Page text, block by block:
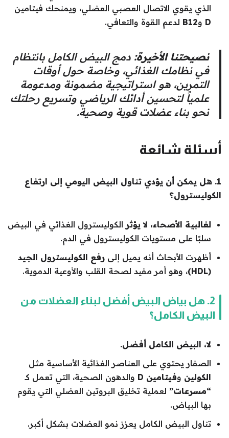
الذي يقوي الاتصال العصبي العضلي، ويمنحك فيتامين
D وB12 لدعم القوة والتعافي.
نصيحتنا الأخيرة: دمج البيض الكامل بانتظام
في نظامك الغذائي، وخاصة حول أوقات
التمرين، هو استراتيجية مضمونة ومدعومة
علمياً لتحسين أدائك الرياضي وتسريع رحلتك
نحو بناء عضلات قوية وصحية.
أسئلة شائعة
1. هل يمكن أن يؤدي تناول البيض اليومي إلى ارتفاع
الكوليسترول؟
لغالبية الأصحاء، لا يؤثر الكوليسترول الغذائي في البيض
سلبًا على مستويات الكوليسترول في الدم.
أظهرت الأبحاث أنه يميل إلى رفع الكوليسترول الجيد
(HDL)
، وهو أمر مفيد لصحة القلب والأوعية الدموية.
2. هل بياض البيض أفضل لبناء العضلات من
البيض الكامل؟
لا، البيض الكامل أفضل.
الصفار يحتوي على العناصر الغذائية الأساسية مثل
الكولين وفيتامين D
والدهون الصحية، التي تعمل كـ
“مسرعات” لعملية تخليق البروتين العضلي التي يقوم
بها البياض.
تناول البيض الكامل يعزز نمو العضلات بشكل أكبر.